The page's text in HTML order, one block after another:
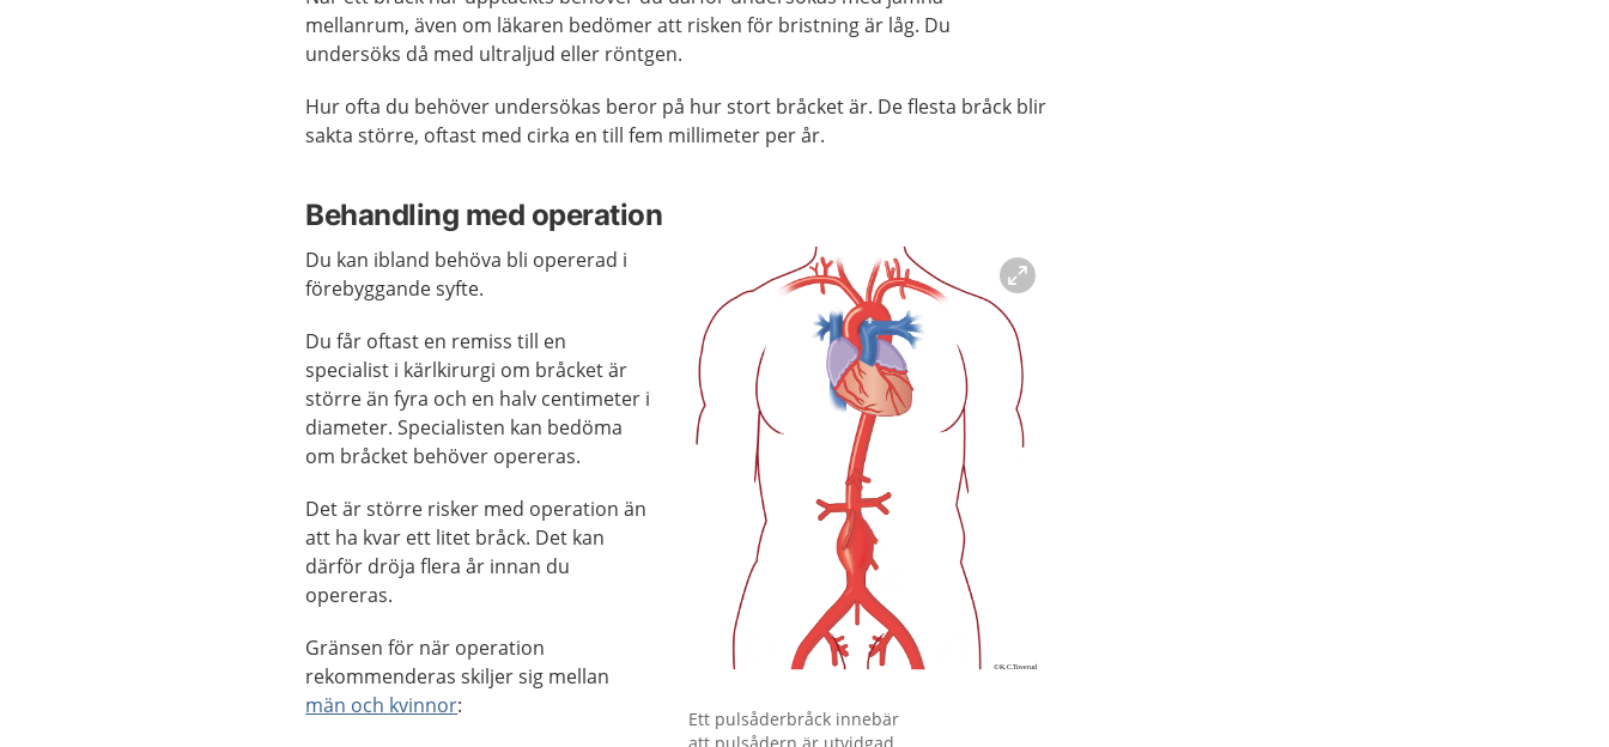
mellanrum, även om läkaren bedömer att risken för bristning är låg. Du
undersöks då med ultraljud eller röntgen.
Hur ofta du behöver undersökas beror på hur stort bråcket är. De flesta bråck blir
sakta större, oftast med cirka en till fem millimeter per år.
Behandling med operation
Förstora bilden
Ett pulsåderbråck innebär
Du kan ibland behöva bli opererad i
förebyggande syfte.
Du får oftast en remiss till en
specialist i kärlkirurgi om bråcket är
större än fyra och en halv centimeter i
diameter. Specialisten kan bedöma
om bråcket behöver opereras.
Det är större risker med operation än
att ha kvar ett litet bråck. Det kan
därför dröja flera år innan du
opereras.
Gränsen för när operation
rekommenderas skiljer sig mellan
män och kvinnor: